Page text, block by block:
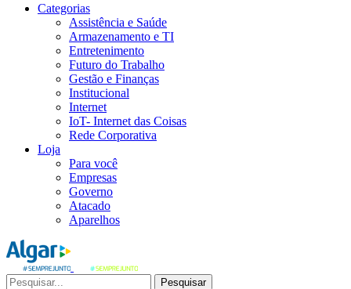
Categorias
Assistência e Saúde
Armazenamento e TI
Entretenimento
Futuro do Trabalho
Gestão e Finanças
Institucional
Internet
IoT- Internet das Coisas
Rede Corporativa
Loja
Para você
Empresas
Governo
Atacado
Aparelhos
Pesquisar